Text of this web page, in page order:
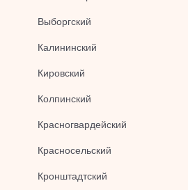
Выборгский
Калининский
Кировский
Колпинский
Красногвардейский
Красносельский
Кронштадтский